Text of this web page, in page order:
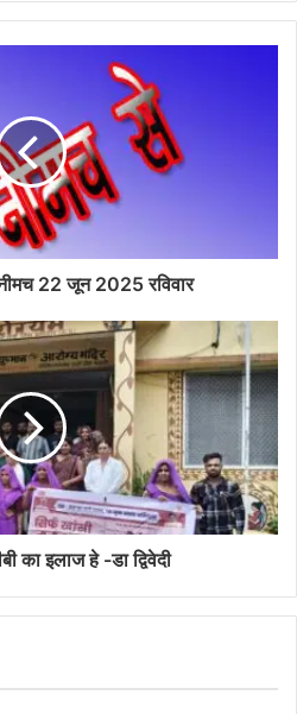
22 जून 2025 रविवार
का इलाज हे -डा द्विवेदी